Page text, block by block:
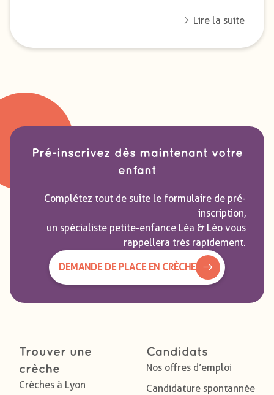
Lire la suite
Pré-inscrivez dès maintenant votre
enfant
Complétez tout de suite le formulaire de pré-
inscription,
un spécialiste petite-enfance Léa & Léo vous
rappellera très rapidement.
DEMANDE DE PLACE EN CRÈCHE
Trouver une
crèche
Crèches à Lyon
Candidats
Nos offres d’emploi
Candidature spontannée